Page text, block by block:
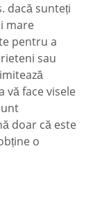
dacă sunteți
mare
pentru a
sau
vă face visele
doar că este
o